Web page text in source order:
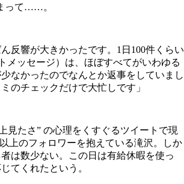
って……。
反響が大きかったです。1日100件くらい
メッセージ）は、ほぼすべてがいわゆる
なかったのでなんとか返事をしていまし
のチェックだけで大忙しです」
見たさ” の心理をくすぐるツイートで現
上のフォロワーを抱えている滝沢。しか
は数少ない。この日は有給休暇を使っ
てくれたという。